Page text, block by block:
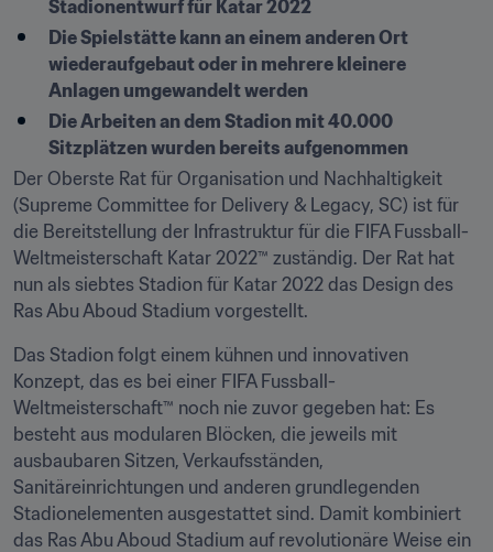
Stadionentwurf für Katar 2022
Die Spielstätte kann an einem anderen Ort
wiederaufgebaut oder in mehrere kleinere
Anlagen umgewandelt werden
Die Arbeiten an dem Stadion mit 40.000
Sitzplätzen wurden bereits aufgenommen
Der Oberste Rat für Organisation und Nachhaltigkeit
(Supreme Committee for Delivery & Legacy, SC) ist für
die Bereitstellung der Infrastruktur für die FIFA Fussball-
Weltmeisterschaft Katar 2022™ zuständig. Der Rat hat
nun als siebtes Stadion für Katar 2022 das Design des
Ras Abu Aboud Stadium vorgestellt.
Das Stadion folgt einem kühnen und innovativen
Konzept, das es bei einer FIFA Fussball-
Weltmeisterschaft™ noch nie zuvor gegeben hat: Es
besteht aus modularen Blöcken, die jeweils mit
ausbaubaren Sitzen, Verkaufsständen,
Sanitäreinrichtungen und anderen grundlegenden
Stadionelementen ausgestattet sind. Damit kombiniert
das Ras Abu Aboud Stadium auf revolutionäre Weise ein